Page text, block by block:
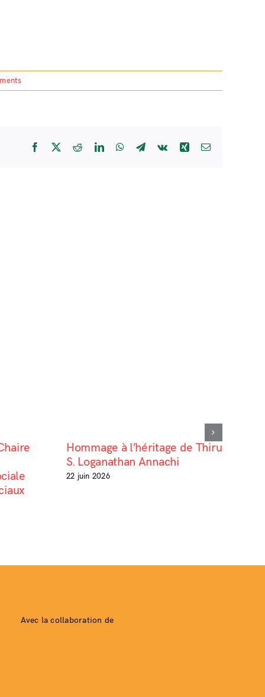
Facebook RedditLinkedInWhatsApp
Telegram
Vk Xing Email
Hommage à l’héritage de Thiru
S. Loganathan Annachi
22 juin 2026
Avec la collaboration de